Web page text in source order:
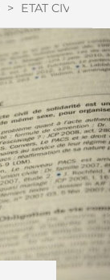
> ETAT CIVIL